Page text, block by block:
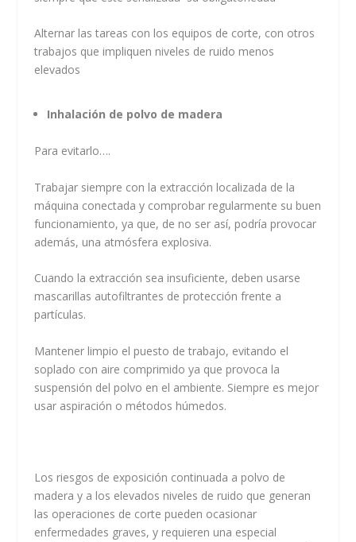
Alternar las tareas con los equipos de corte, con otros
trabajos que impliquen niveles de ruido menos
elevados
Inhalación de polvo de madera
Para evitarlo….
Trabajar siempre con la extracción localizada de la
máquina conectada y comprobar regularmente su buen
funcionamiento, ya que, de no ser así, podría provocar
además, una atmósfera explosiva.
Cuando la extracción sea insuficiente, deben usarse
mascarillas autofiltrantes de protección frente a
partículas.
Mantener limpio el puesto de trabajo, evitando el
soplado con aire comprimido ya que provoca la
suspensión del polvo en el ambiente. Siempre es mejor
usar aspiración o métodos húmedos.
Los riesgos de exposición continuada a polvo de
madera y a los elevados niveles de ruido que generan
las operaciones de corte pueden ocasionar
enfermedades graves, y requieren una especial